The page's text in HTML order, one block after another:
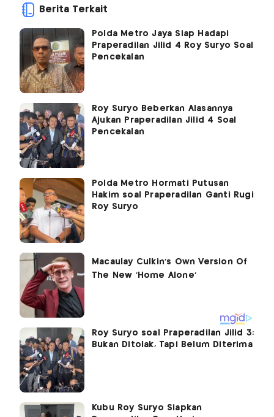
Berita Terkait
Polda Metro Jaya Siap Hadapi
Praperadilan Jilid 4 Roy Suryo Soal
Pencekalan
Roy Suryo Beberkan Alasannya
Ajukan Praperadilan Jilid 4 Soal
Pencekalan
Polda Metro Hormati Putusan
Hakim soal Praperadilan Ganti Rugi
Roy Suryo
Roy Suryo soal Praperadilan Jilid 3:
Bukan Ditolak, Tapi Belum Diterima
Kubu Roy Suryo Siapkan